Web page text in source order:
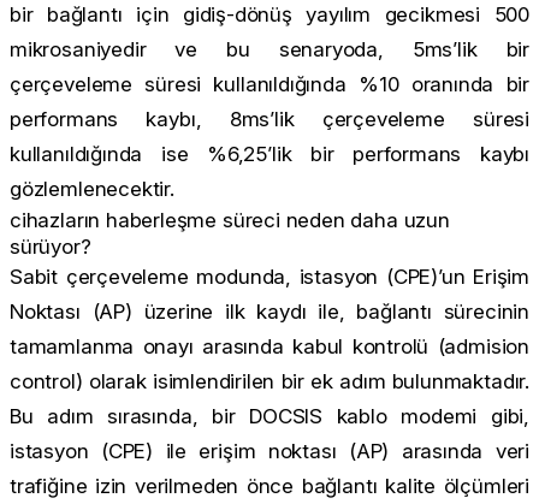
bir bağlantı için gidiş-dönüş yayılım gecikmesi 500
mikrosaniyedir ve bu senaryoda, 5ms’lik bir
çerçeveleme süresi kullanıldığında %10 oranında bir
performans kaybı, 8ms’lik çerçeveleme süresi
kullanıldığında ise %6,25’lik bir performans kaybı
gözlemlenecektir.
cihazların haberleşme süreci neden daha uzun
sürüyor?
Sabit çerçeveleme modunda, istasyon (CPE)’un Erişim
Noktası (AP) üzerine ilk kaydı ile, bağlantı sürecinin
tamamlanma onayı arasında kabul kontrolü (admision
control) olarak isimlendirilen bir ek adım bulunmaktadır.
Bu adım sırasında, bir DOCSIS kablo modemi gibi,
istasyon (CPE) ile erişim noktası (AP) arasında veri
trafiğine izin verilmeden önce bağlantı kalite ölçümleri